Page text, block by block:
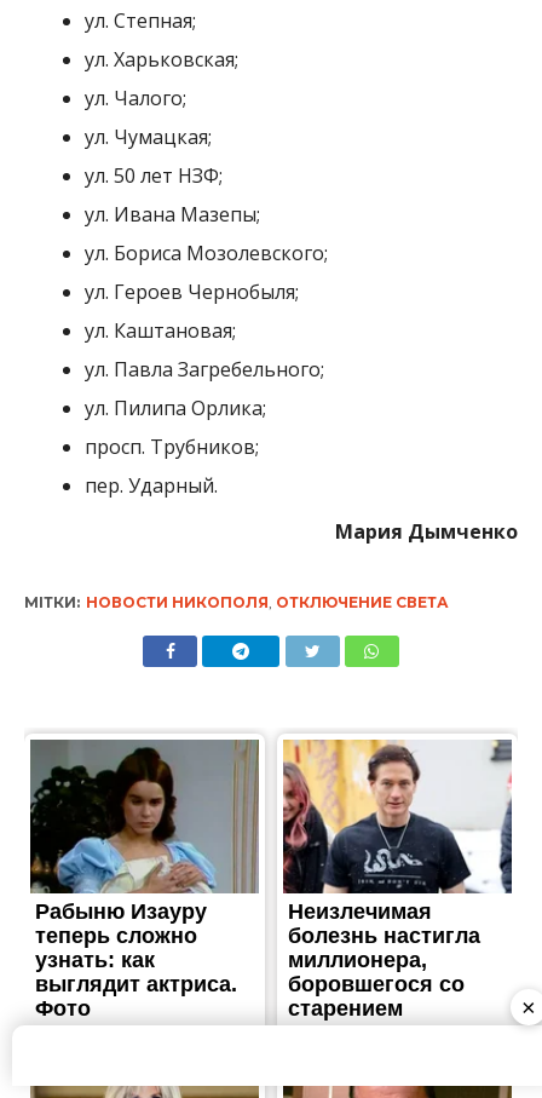
ул. Степная;
ул. Харьковская;
ул. Чалого;
ул. Чумацкая;
ул. 50 лет НЗФ;
ул. Ивана Мазепы;
ул. Бориса Мозолевского;
ул. Героев Чернобыля;
ул. Каштановая;
ул. Павла Загребельного;
ул. Пилипа Орлика;
просп. Трубников;
пер. Ударный.
Мария Дымченко
МІТКИ: НОВОСТИ НИКОПОЛЯ, ОТКЛЮЧЕНИЕ СВЕТА
×